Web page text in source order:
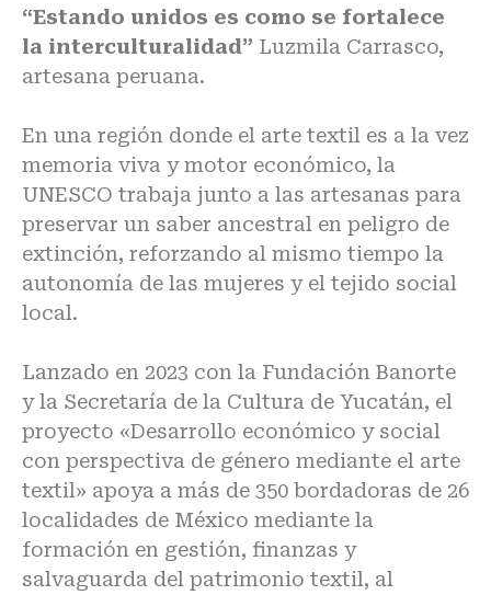
“Estando unidos es como se fortalece
la interculturalidad” Luzmila Carrasco,
artesana peruana.
En una región donde el arte textil es a la vez
memoria viva y motor económico, la
UNESCO trabaja junto a las artesanas para
preservar un saber ancestral en peligro de
extinción, reforzando al mismo tiempo la
autonomía de las mujeres y el tejido social
local.
Lanzado en 2023 con la Fundación Banorte
y la Secretaría de la Cultura de Yucatán, el
proyecto «Desarrollo económico y social
con perspectiva de género mediante el arte
textil» apoya a más de 350 bordadoras de 26
localidades de México mediante la
formación en gestión, finanzas y
salvaguarda del patrimonio textil, al